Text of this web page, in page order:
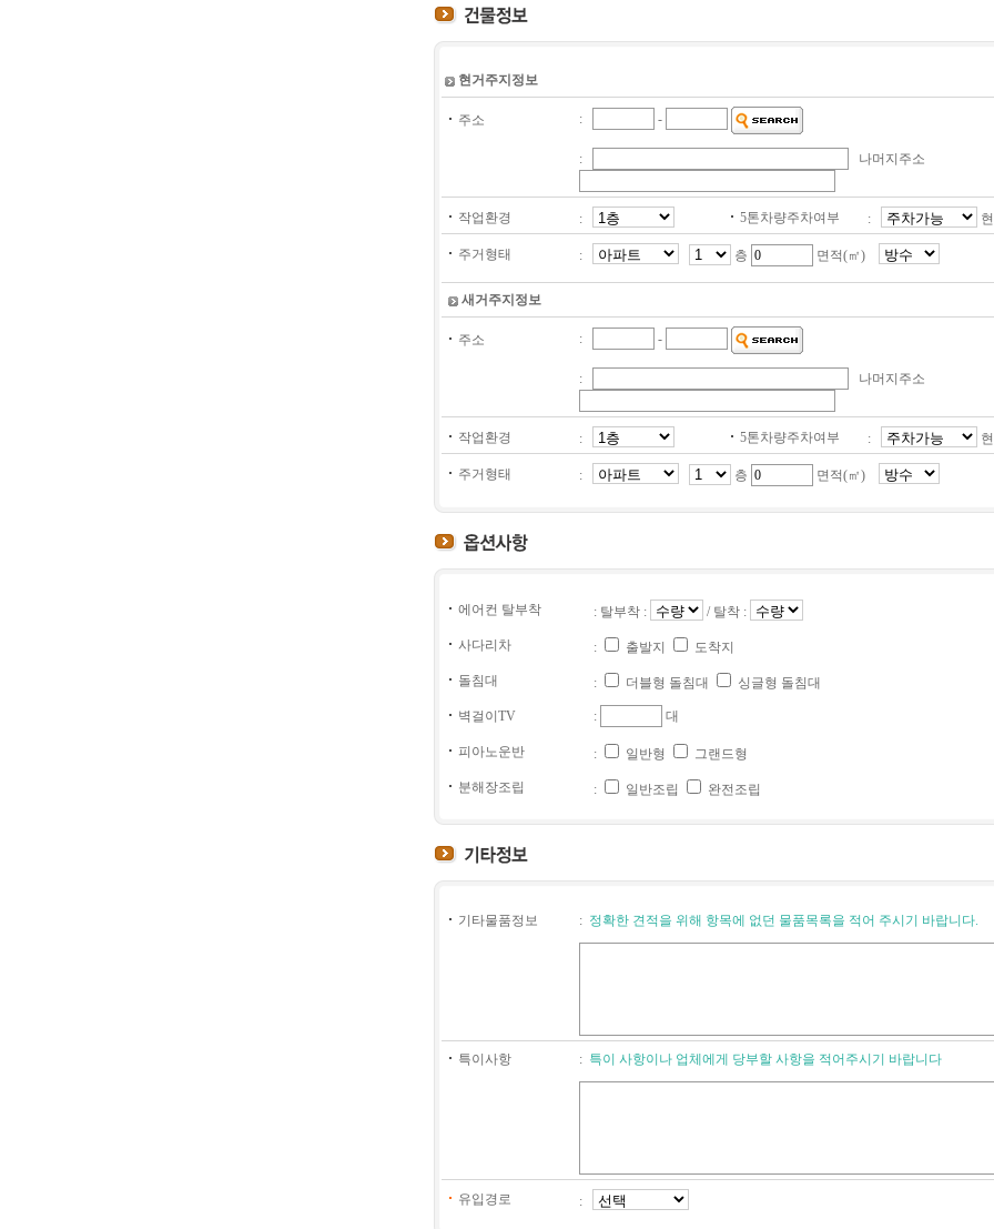
현거주지정보
주소 : -
: 나머지주소
작업환경 : 5톤차량주차여부 :
주거형태 : 층 면적(㎡)
새거주지정보
주소 : -
: 나머지주소
작업환경 : 5톤차량주차여부 :
주거형태 : 층 면적(㎡)
에어컨 탈부착 : 탈부착 : / 탈착 :
사다리차 : 출발지 도착지
돌침대 : 더블형 돌침대 싱글형 돌침대
벽걸이TV : 대
피아노운반 : 일반형 그랜드형
분해장조립 : 일반조립 완전조립
기타물품정보 : 정확한 견적을 위해 항목에 없던 물품목록을 적어 주시기 바랍니다.
특이사항 : 특이 사항이나 업체에게 당부할 사항을 적어주시기 바랍니다
유입경로 :